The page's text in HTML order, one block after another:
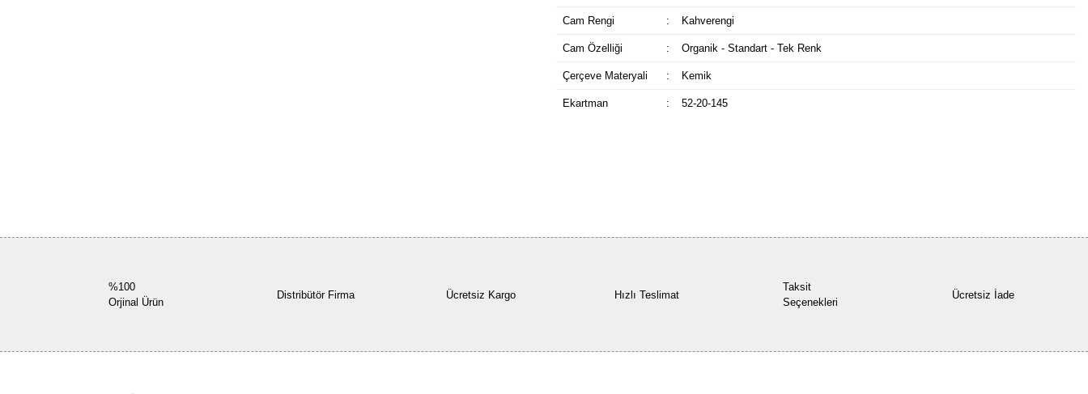
Cam Rengi : Kahverengi
Cam Özelliği : Organik - Standart - Tek Renk
Çerçeve Materyali : Kemik
Ekartman : 52-20-145
%100
Orjinal Ürün
Distribütör Firma Ücretsiz Kargo Hızlı Teslimat
Taksit
Seçenekleri
Ücretsiz İade